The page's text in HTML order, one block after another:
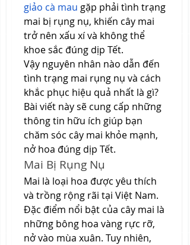
giảo cà mau gặp phải tình trạng
mai bị rụng nụ, khiến cây mai
trở nên xấu xí và không thể
khoe sắc đúng dịp Tết.
Vậy nguyên nhân nào dẫn đến
tình trạng mai rụng nụ và cách
khắc phục hiệu quả nhất là gì?
Bài viết này sẽ cung cấp những
thông tin hữu ích giúp bạn
chăm sóc cây mai khỏe mạnh,
nở hoa đúng dịp Tết.
Mai Bị Rụng Nụ
Mai là loại hoa được yêu thích
và trồng rộng rãi tại Việt Nam.
Đặc điểm nổi bật của cây mai là
những bông hoa vàng rực rỡ,
nở vào mùa xuân. Tuy nhiên,